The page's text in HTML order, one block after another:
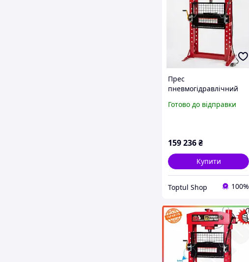
Прес
пневмогідравлічний
підлоговий з лебідкою
Готово до відправки
159 236₴
Купити
Toptul Shop 100%